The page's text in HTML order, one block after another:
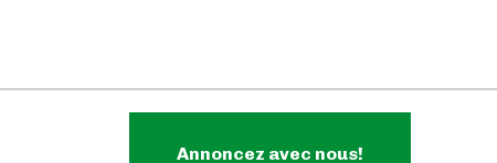
Annoncez avec nous!